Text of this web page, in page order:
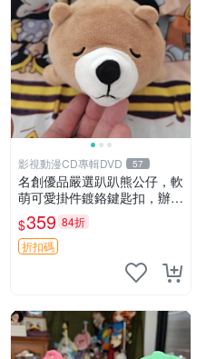
影視動漫CD專輯DVD 57
名創優品嚴選趴趴熊公仔，軟
萌可愛掛件鍍鉻鍵匙扣，辦公
放松好選擇 趴趴熊 鍍鉻鍵匙
扣 萬用掛件
$359 84折
折扣碼